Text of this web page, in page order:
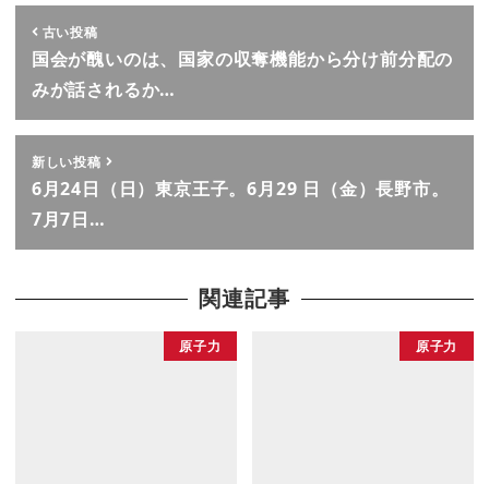
古い投稿
国会が醜いのは、国家の収奪機能から分け前分配の
みが話されるか…
新しい投稿
6月24日（日）東京王子。6月29 日（金）長野市。
7月7日…
関連記事
原子力 原子力